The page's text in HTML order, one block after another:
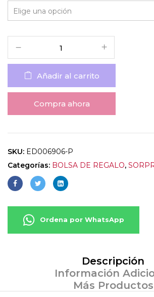
Añadir al carrito
Compra ahora
SKU: ED006906-P
Categorías: BOLSA DE REGALO,
Ordena por WhatsApp
Descripción
Información
Más Productos